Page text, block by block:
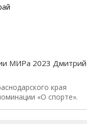
МИРа 2023 Дмитрий
края
«О спорте».